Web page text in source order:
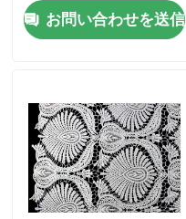
家
私達について
工場旅行
お問い合わせを送信